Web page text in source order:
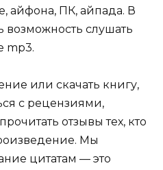
айфона, ПК, айпада. В
возможность слушать
mp3.
или скачать книгу,
с рецензиями,
отзывы тех, кто
Мы
цитатам — это